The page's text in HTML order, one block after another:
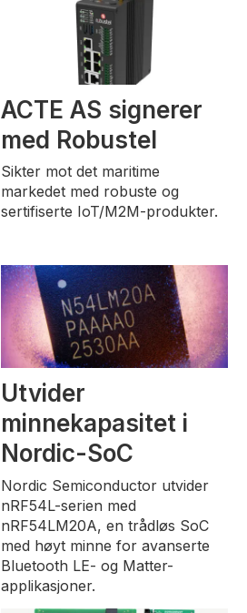
ACTE AS signerer
med Robustel
Sikter mot det maritime
markedet med robuste og
sertifiserte IoT/M2M-produkter.
Utvider
minnekapasitet i
Nordic-SoC
Nordic Semiconductor utvider
nRF54L-serien med
nRF54LM20A, en trådløs SoC
med høyt minne for avanserte
Bluetooth LE- og Matter-
applikasjoner.